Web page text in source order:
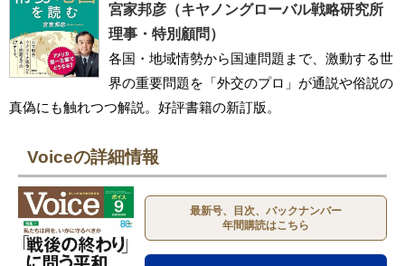
宮家邦彦（キヤノングローバル戦略研究所
理事・特別顧問）
各国・地域情勢から国連問題まで、激動する世
界の重要問題を「外交のプロ」が通説や俗説の
真偽にも触れつつ解説。好評書籍の新訂版。
Voiceの詳細情報
最新号、目次、バックナンバー
年間購読はこちら